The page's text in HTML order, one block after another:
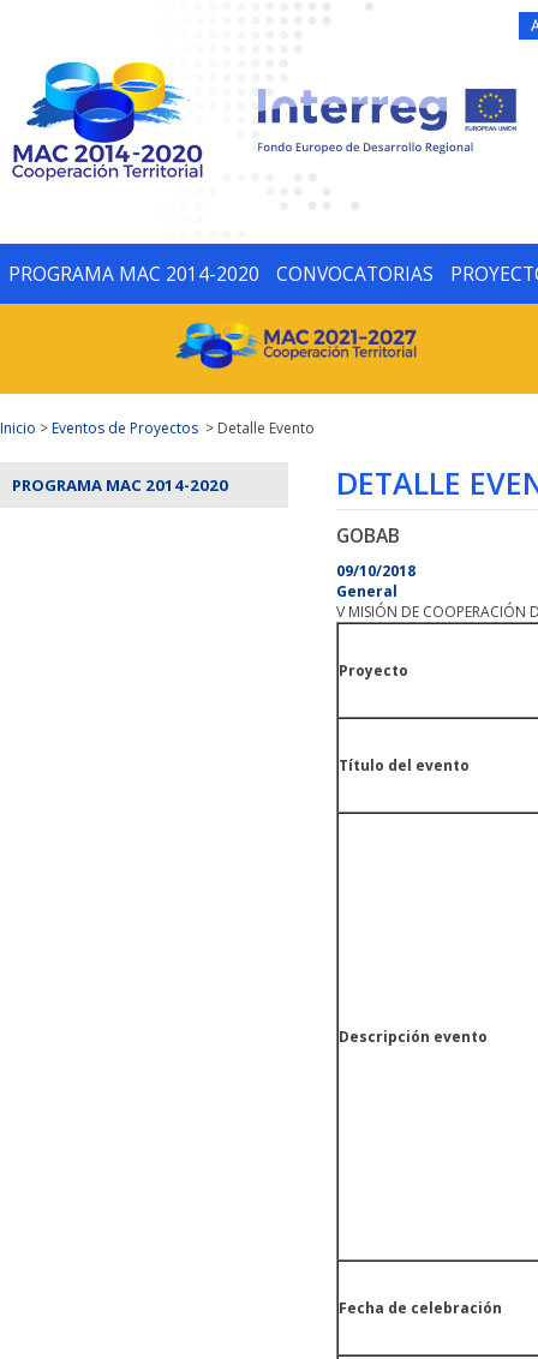
PROGRAMA MAC 2014-2020 CONVOCATORIAS
Inicio >Eventos de Proyectos > Detalle Evento
PROGRAMA MAC 2014-2020 DETALLE
GOBAB
09/10/2018
General
V MISIÓN DE COOPERACIÓN
Proyecto
Título del evento
Descripción evento
Fecha de celebración